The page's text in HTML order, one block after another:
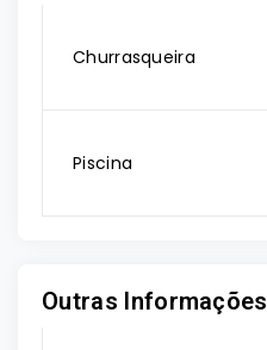
Churrasqueira
Piscina
Outras Informações